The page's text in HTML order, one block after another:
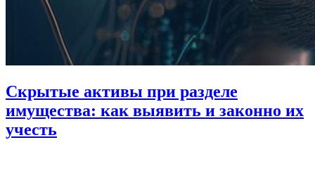
Скрытые активы при разделе
имущества: как выявить и законно их
учесть